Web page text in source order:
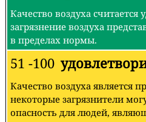
Качество воздуха
загрязнение воздуха
в пределах нормы.
51 -100
Качество воздуха является
некоторые загрязнители
опасность для людей,